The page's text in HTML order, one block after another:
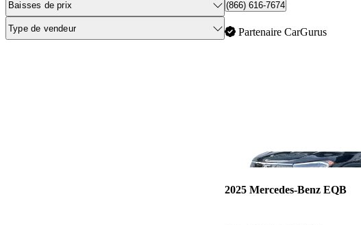
Baisses de prix
Type de vendeur
(866) 616-7674
Partenaire CarGurus
2025 Mercedes-Benz EQB